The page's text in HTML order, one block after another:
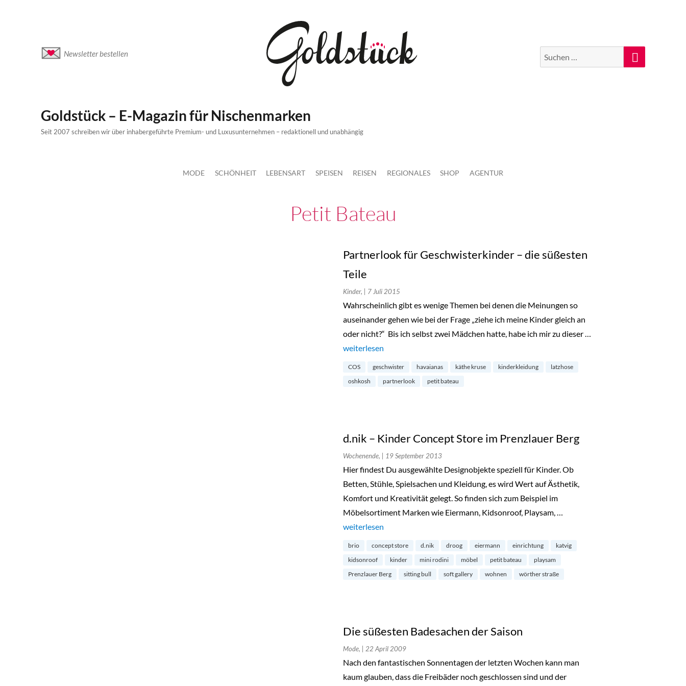
Newsletter bestellen
Suche
nach:
Suchen
Goldstück – E-Magazin für Nischenmarken
Seit 2007 schreiben wir über inhabergeführte Premium- und Luxusunternehmen – redaktionell und unabhängig
MODE SCHÖNHEIT LEBENSART SPEISEN REISEN REGIONALES SHOP AGENTUR
Petit Bateau
Partnerlook für Geschwisterkinder – die süßesten
Teile
Kinder, | 7 Juli 2015
Wahrscheinlich gibt es wenige Themen bei denen die Meinungen so
auseinander gehen wie bei der Frage „ziehe ich meine Kinder gleich an
oder nicht?“ Bis ich selbst zwei Mädchen hatte, habe ich mir zu dieser …
„Partnerlook für Geschwisterkinder – die süßesten Teile“
weiterlesen
COS geschwister havaianas käthe kruse kinderkleidung
latzhose
oshkosh
partnerlook petit bateau
d.nik – Kinder Concept Store im Prenzlauer Berg
Wochenende, | 19 September 2013
Hier findest Du ausgewählte Designobjekte speziell für Kinder. Ob
Betten, Stühle, Spielsachen und Kleidung, es wird Wert auf Ästhetik,
Komfort und Kreativität gelegt. So finden sich zum Beispiel im
Möbelsortiment Marken wie Eiermann, Kidsonroof, Playsam, …
„d.nik – Kinder Concept Store im Prenzlauer Berg“
weiterlesen
brio concept store d.nik droog eiermann einrichtung
katvig
kidsonroof
kinder mini rodini möbel petit bateau
playsam
Prenzlauer Berg
sitting bull soft gallery wohnen wörther straße
Die süßesten Badesachen der Saison
Mode, | 22 April 2009
Nach den fantastischen Sonnentagen der letzten Wochen kann man
kaum glauben, dass die Freibäder noch geschlossen sind und der